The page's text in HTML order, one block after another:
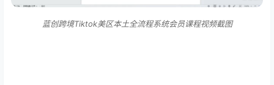
蓝创跨境Tiktok美区本土全流程系统会员课程视频截图